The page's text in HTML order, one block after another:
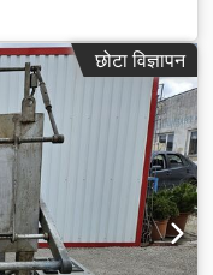
छोटा विज्ञापन